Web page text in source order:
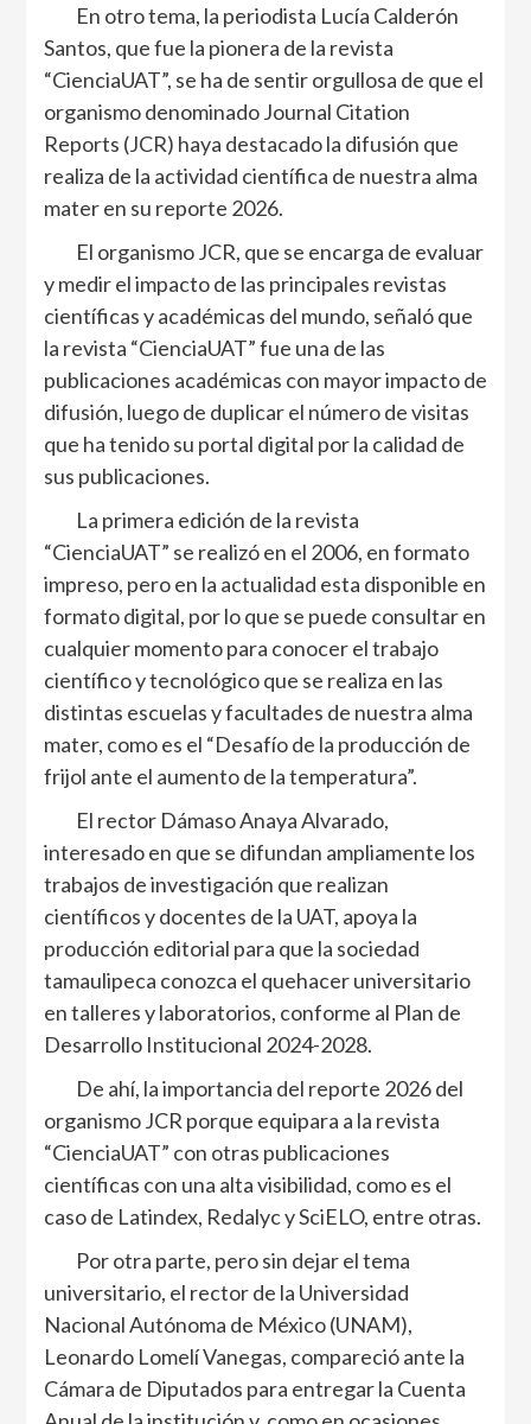
En otro tema, la periodista Lucía Calderón
Santos, que fue la pionera de la revista
“CienciaUAT”, se ha de sentir orgullosa de que el
organismo denominado Journal Citation
Reports (JCR) haya destacado la difusión que
realiza de la actividad científica de nuestra alma
mater en su reporte 2026.
El organismo JCR, que se encarga de evaluar
y medir el impacto de las principales revistas
científicas y académicas del mundo, señaló que
la revista “CienciaUAT” fue una de las
publicaciones académicas con mayor impacto de
difusión, luego de duplicar el número de visitas
que ha tenido su portal digital por la calidad de
sus publicaciones.
La primera edición de la revista
“CienciaUAT” se realizó en el 2006, en formato
impreso, pero en la actualidad esta disponible en
formato digital, por lo que se puede consultar en
cualquier momento para conocer el trabajo
científico y tecnológico que se realiza en las
distintas escuelas y facultades de nuestra alma
mater, como es el “Desafío de la producción de
frijol ante el aumento de la temperatura”.
El rector Dámaso Anaya Alvarado,
interesado en que se difundan ampliamente los
trabajos de investigación que realizan
científicos y docentes de la UAT, apoya la
producción editorial para que la sociedad
tamaulipeca conozca el quehacer universitario
en talleres y laboratorios, conforme al Plan de
Desarrollo Institucional 2024-2028.
De ahí, la importancia del reporte 2026 del
organismo JCR porque equipara a la revista
“CienciaUAT” con otras publicaciones
científicas con una alta visibilidad, como es el
caso de Latindex, Redalyc y SciELO, entre otras.
Por otra parte, pero sin dejar el tema
universitario, el rector de la Universidad
Nacional Autónoma de México (UNAM),
Leonardo Lomelí Vanegas, compareció ante la
Cámara de Diputados para entregar la Cuenta